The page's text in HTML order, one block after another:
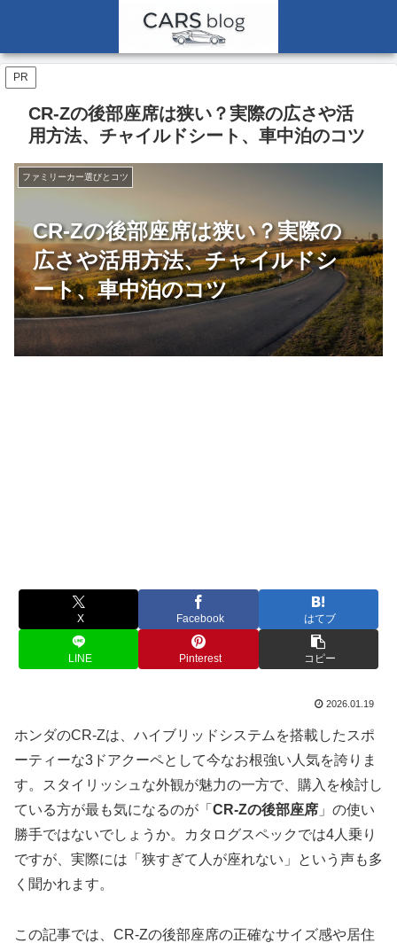
PR
CR-Zの後部座席は狭い？実際の広さや活
用方法、チャイルドシート、車中泊のコツ
CR-Zの後部座席は狭い？実際の
広さや活用方法、チャイルドシ
ート、車中泊のコツ
ファミリーカー選びとコツ
X Facebook はてブ
LINE Pinterest コピー
2026.01.19
ホンダのCR-Zは、ハイブリッドシステムを搭載したスポ
ーティーな3ドアクーペとして今なお根強い人気を誇りま
す。スタイリッシュな外観が魅力の一方で、購入を検討し
ている方が最も気になるのが「 CR-Zの後部座席 」の使い
勝手ではないでしょうか。カタログスペックでは4人乗り
ですが、実際には「狭すぎて人が座れない」という声も多
く聞かれます。
この記事では、CR-Zの後部座席の正確なサイズ感や居住